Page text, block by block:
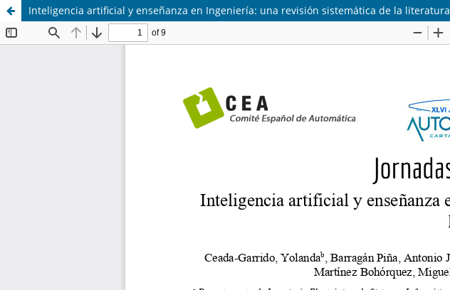
Inteligencia artificial y enseñanza en Ingeniería: una revisión sistemática de la literatura